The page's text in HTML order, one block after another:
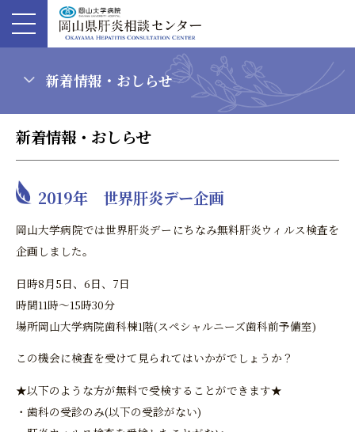
新着情報・おしらせ
新着情報・おしらせ
2019年 世界肝炎デー企画
岡山大学病院では世界肝炎デーにちなみ無料肝炎ウィルス検査を
企画しました。
日時8月5日、6日、7日
時間11時～15時30分
場所岡山大学病院歯科棟1階(スペシャルニーズ歯科前予備室)
この機会に検査を受けて見られてはいかがでしょうか？
★以下のような方が無料で受検することができます★
・歯科の受診のみ(以下の受診がない)